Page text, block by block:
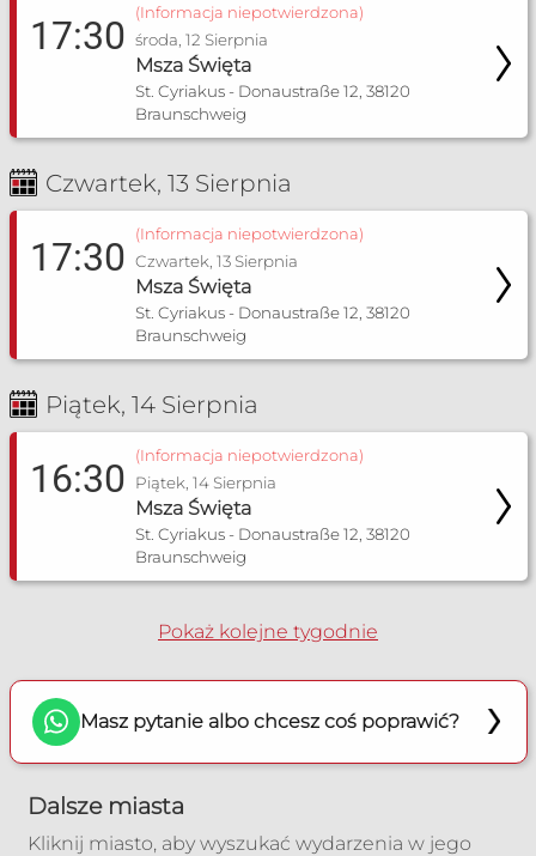
17:30
(Informacja niepotwierdzona)
środa, 12 Sierpnia
Msza Święta
St. Cyriakus - Donaustraße 12, 38120
Braunschweig
Czwartek, 13 Sierpnia
17:30
(Informacja niepotwierdzona)
Czwartek, 13 Sierpnia
Msza Święta
St. Cyriakus - Donaustraße 12, 38120
Braunschweig
Piątek, 14 Sierpnia
16:30
(Informacja niepotwierdzona)
Piątek, 14 Sierpnia
Msza Święta
St. Cyriakus - Donaustraße 12, 38120
Braunschweig
Pokaż kolejne tygodnie
Masz pytanie albo chcesz coś poprawić?
Dalsze miasta
Kliknij miasto, aby wyszukać wydarzenia w jego